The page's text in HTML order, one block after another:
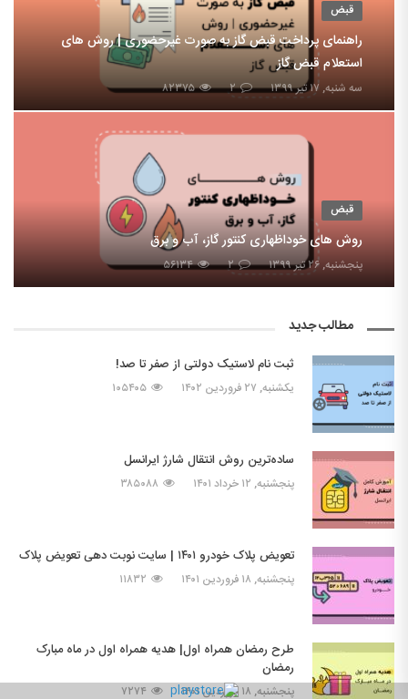
قبض
راهنمای پرداخت قبض گاز به صورت غیرحضوری | روش های
استعلام قبض گاز
سه شنبه, ۱۷ تیر ۱۳۹۹ ۲ ۸۲۳۷۵
قبض
روش های خوداظهاری کنتور گاز، آب و برق
پنجشنبه, ۲۶ تیر ۱۳۹۹ ۲ ۵۶۱۳۴
مطالب جدید
ثبت نام لاستیک دولتی از صفر تا صد!
یکشنبه, ۲۷ فروردین ۱۴۰۲ ۱۰۵۴۰۵
ساده‌ترین روش انتقال شارژ ایرانسل
پنجشنبه, ۱۲ خرداد ۱۴۰۱ ۳۸۵۰۸۸
تعویض پلاک خودرو ۱۴۰۱ | سایت نوبت دهی تعویض پلاک
پنجشنبه, ۱۸ فروردین ۱۴۰۱ ۱۱۸۳۲
طرح رمضان همراه اول| هدیه همراه اول در ماه مبارک
رمضان
پنجشنبه, ۱۸ فروردین ۱۴۰۱ ۷۲۷۴